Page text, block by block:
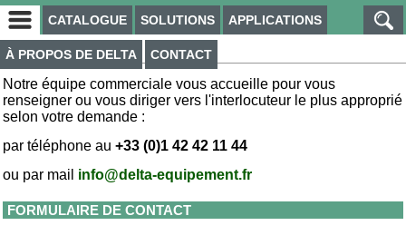
CATALOGUE SOLUTIONS APPLICATIONS
À PROPOS DE DELTA CONTACT
CONTACT
Notre équipe commerciale vous accueille pour vous
renseigner ou vous diriger vers l'interlocuteur le plus approprié
selon votre demande :
par téléphone au +33 (0)1 42 42 11 44
ou par mail info@delta-equipement.fr
FORMULAIRE DE CONTACT